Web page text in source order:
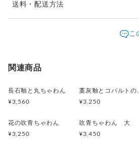
送料・配送方法
宅急便（ヤマト）
こ
関連商品
長石釉と丸ちゃわん
¥3,560
¥3,250
花の吹青ちゃわん
¥3,250
吹青ちゃわん 大
¥3,450